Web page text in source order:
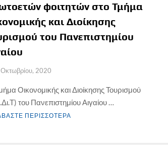
φοιτητών στο Τμήμα
και Διοίκησης
του Πανεπιστημίου
2020
Οικονομικής και Διοίκησης Τουρισμού
του Πανεπιστημίου Αιγαίου …
ΠΕΡΙΣΣΟΤΕΡΑ